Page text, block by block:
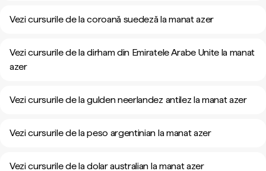
Vezi cursurile de la coroană suedeză la manat azer
Vezi cursurile de la dirham din Emiratele Arabe Unite la manat
azer
Vezi cursurile de la gulden neerlandez antilez la manat azer
Vezi cursurile de la peso argentinian la manat azer
Vezi cursurile de la dolar australian la manat azer